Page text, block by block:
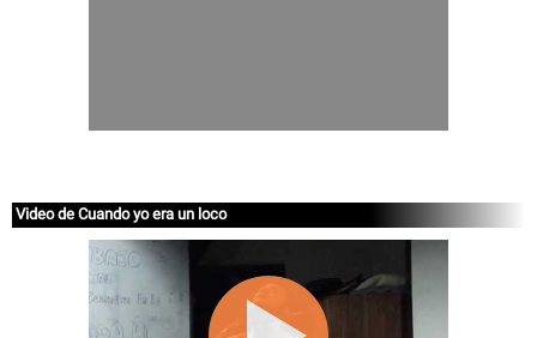
Video de Cuando yo era un loco